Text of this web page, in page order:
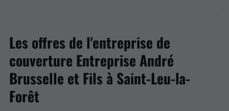
Les offres de l'entreprise de
couverture Entreprise André
Brusselle et Fils à Saint-Leu-la-
Forêt